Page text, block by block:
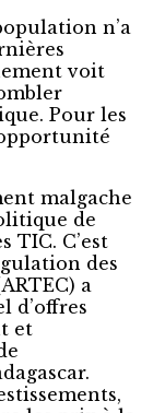
n’a
voit
Pour les
malgache
de
TIC. C’est
des
a
d’offres
et